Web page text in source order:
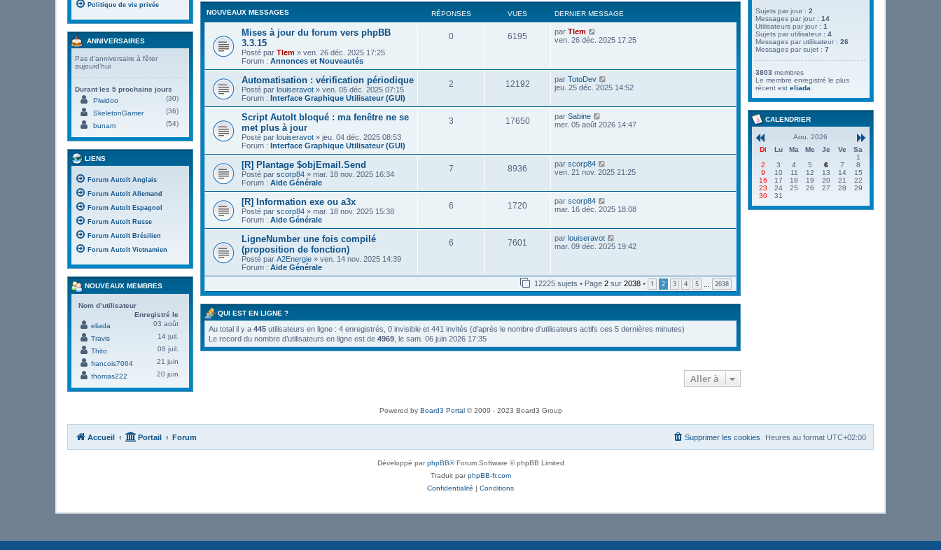
NOUVEAUX MESSAGES RÉPONSES VUES DERNIER MESSAGE
Mises à jour du forum vers phpBB
3.3.15
Posté par Tlem » ven. 26 déc. 2025 17:25
Forum : Annonces et Nouveautés
0 6195 parTlem
o
e
d
e
n
i
e
s
s
a
e
ven. 26 déc. 2025 17:25
Automatisation : vérification périodique
Posté par louiseravot » ven. 05 déc. 2025 07:15
Forum : Interface Graphique Utilisateur (GUI)
2 12192 parTotoDev
o
e
d
n
e
s
g
e
jeu. 25 déc. 2025 14:52
Script AutoIt bloqué : ma fenêtre ne se
met plus à jour
Posté par louiseravot » jeu. 04 déc. 2025 08:53
Forum : Interface Graphique Utilisateur (GUI)
3 17650 parSabine
o
e
d
e
n
i
e
s
s
e
mer. 05 août 2026 14:47
[R] Plantage $objEmail.Send
Posté par scorp84 » mar. 18 nov. 2025 16:34
Forum : Aide Générale
7 8936 parscorp84
o
e
d
r
n
i
e
s
s
a
e
ven. 21 nov. 2025 21:25
[R] Information exe ou a3x
Posté par scorp84 » mar. 18 nov. 2025 15:38
Forum : Aide Générale
6 1720 parscorp84
o
l
e
d
n
i
e
s
s
g
mar. 16 déc. 2025 18:08
LigneNumber une fois compilé
(proposition de fonction)
Posté par A2Energie » ven. 14 nov. 2025 14:39
Forum : Aide Générale
6 7601 parlouiseravot
o
e
d
e
r
i
e
m
mar. 09 déc. 2025 19:42
12225 sujets • Page 2 sur 2038 • 1 2 3 4 5 … 2038
QUI EST EN LIGNE ?
Au total il y a 445 utilisateurs en ligne : 4 enregistrés, 0 invisible et 441 invités (d’après le nombre d’utilisateurs actifs ces 5 dernières minutes)
Le record du nombre d’utilisateurs en ligne est de 4969 , le sam. 06 juin 2026 17:35
Aller à
Politique de vie privée
ANNIVERSAIRES
Pas d’anniversaire à fêter
aujourd’hui
Durant les 5 prochains jours
Piwidoo
(30)
SkeletonGamer
(36)
bunam
(54)
LIENS
Forum AutoIt Anglais
Forum AutoIt Allemand
Forum AutoIt Espagnol
Forum AutoIt Russe
Forum AutoIt Brésilien
Forum AutoIt Vietnamien
NOUVEAUX MEMBRES
Nom d’utilisateur
Enregistré le
eliada
03 août
Travis
14 juil.
Thito
08 juil.
francois7064
21 juin
thomas222
20 juin
Sujets par jour : 2
Messages par jour : 14
Utilisateurs par jour : 1
Sujets par utilisateur : 4
Messages par utilisateur : 26
Messages par sujet : 7
3803 membres
Le membre enregistré le plus
récent est eliada
CALENDRIER
Aou. 2026
Di
Lu Ma Me Je Ve
Sa
1
2
3 4 5 6 7
8
9
10 11 12 13 14
15
16
17 18 19 20 21
22
23
24 25 26 27 28
29
30
31
Powered by Board3 Portal© 2009 - 2023 Board3 Group
Accueil Portail Forum Heures au format UTC+02:00
Supprimer les cookies
Développé parphpBB® Forum Software © phpBB Limited
Traduit parphpBB-fr.com
Confidentialité | Conditions